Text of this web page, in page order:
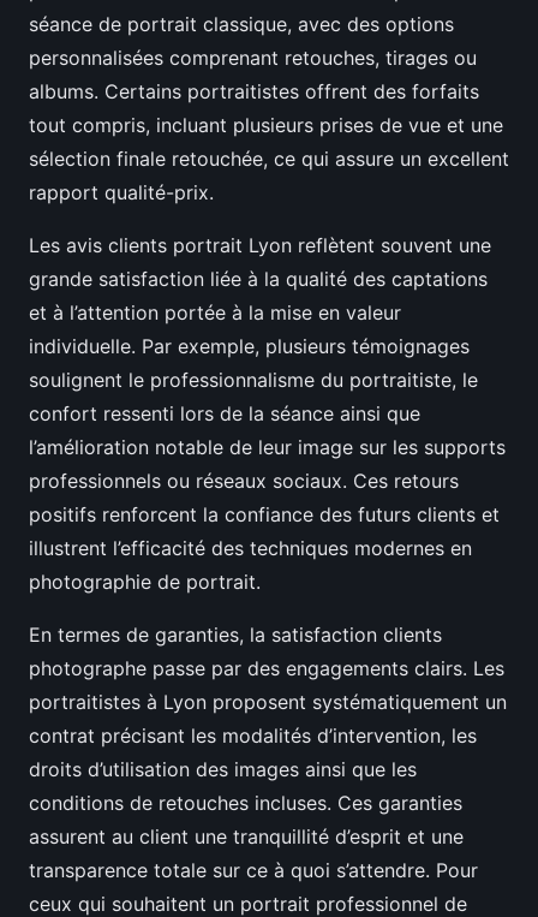
séance de portrait classique, avec des options
personnalisées comprenant retouches, tirages ou
albums. Certains portraitistes offrent des forfaits
tout compris, incluant plusieurs prises de vue et une
sélection finale retouchée, ce qui assure un excellent
rapport qualité-prix.
Les avis clients portrait Lyon reflètent souvent une
grande satisfaction liée à la qualité des captations
et à l’attention portée à la mise en valeur
individuelle. Par exemple, plusieurs témoignages
soulignent le professionnalisme du portraitiste, le
confort ressenti lors de la séance ainsi que
l’amélioration notable de leur image sur les supports
professionnels ou réseaux sociaux. Ces retours
positifs renforcent la confiance des futurs clients et
illustrent l’efficacité des techniques modernes en
photographie de portrait.
En termes de garanties, la satisfaction clients
photographe passe par des engagements clairs. Les
portraitistes à Lyon proposent systématiquement un
contrat précisant les modalités d’intervention, les
droits d’utilisation des images ainsi que les
conditions de retouches incluses. Ces garanties
assurent au client une tranquillité d’esprit et une
transparence totale sur ce à quoi s’attendre. Pour
ceux qui souhaitent un portrait professionnel de